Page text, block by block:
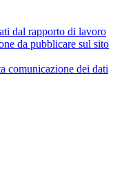
dal rapporto di lavoro
da pubblicare sul sito
comunicazione dei dati